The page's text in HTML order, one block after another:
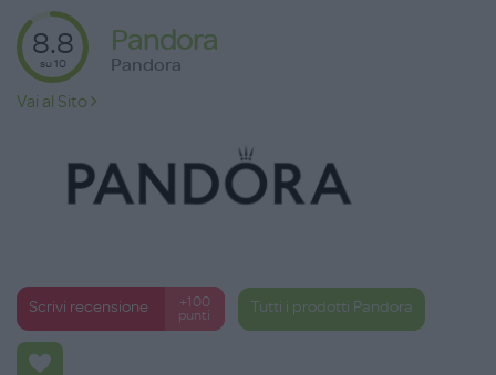
8.8
su 10
Pandora
Pandora
Vai al Sito
Scrivi recensione
+100
punti
Tutti i prodotti Pandora